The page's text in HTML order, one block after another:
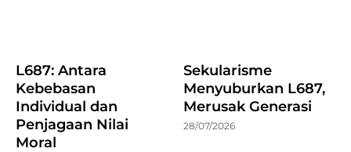
L687: Antara
Kebebasan
Individual dan
Penjagaan Nilai
Moral
Sekularisme
Menyuburkan L687,
Merusak Generasi
28/07/2026